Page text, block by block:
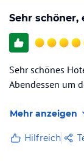
Sehr schöner,
Sehr schönes
Abendessen um
Mehr anzeigen
Hilfreich